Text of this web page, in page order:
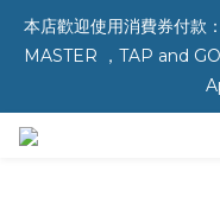
本店歡迎使用消費券付款
MASTER ，TAP and